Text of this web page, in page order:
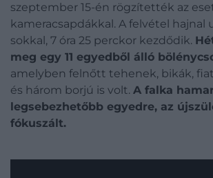
szeptember 15-én rögzítették az
kameracsapdákkal. A felvétel hajnal
sokkal, 7 óra 25 perckor kezdődik.
meg egy 11 egyedből álló
amelyben felnőtt tehenek, bikák,
és három borjú is volt. A falka
legsebezhetőbb egyedre, az
fókuszált.